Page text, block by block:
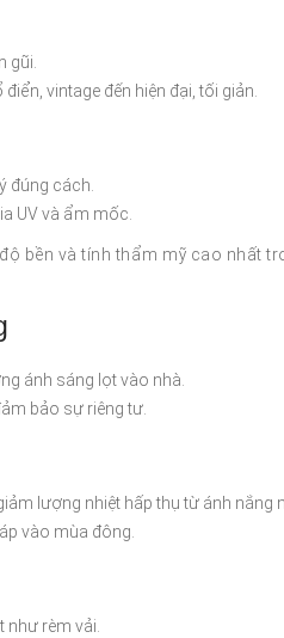
gũi.
vintage đến hiện đại, tối giản.
đúng cách.
UV và ẩm mốc.
bền và tính thẩm mỹ cao nhất
ánh sáng lọt vào nhà.
bảo sự riêng tư.
lượng nhiệt hấp thụ từ ánh nắng
vào mùa đông.
như rèm vải.